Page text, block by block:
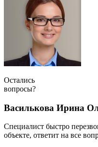
Остались
вопросы?
Василькова Ирина
Специалист быстро
объекте, ответит на все